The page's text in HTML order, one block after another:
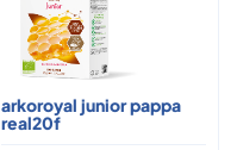
arkoroyal junior pappa
real20f